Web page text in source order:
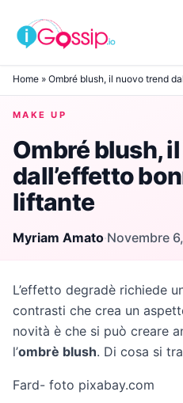
Skip to content
Home » Ombré blush, il nuovo trend
MAKE UP
Ombré blush,
dall’effetto
liftante
Myriam Amato·Novembre
L’effetto degradè richiede
contrasti che crea un
novità è che si può creare
l’ombrè blush. Di cosa si
Fard- foto pixabay.com